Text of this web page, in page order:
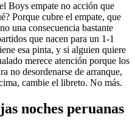
Boys empate no acción que
Porque cubre el empate, que
una consecuencia bastante
que nacen para un 1-1
esa pinta, y si alguien quiere
merece atención porque los
no desordenarse de arranque,
cambie el libreto. No más.
noches peruanas